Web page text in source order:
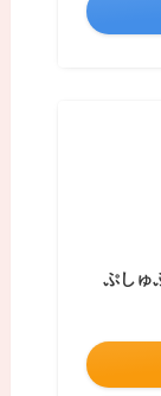
ぷしゅ